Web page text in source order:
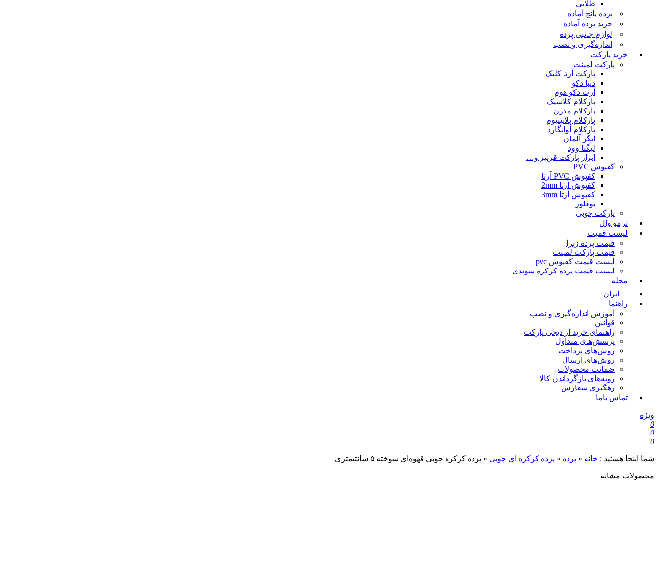
طلایی
پرده پانچ آماده
خرید پرده آماده
لوازم جانبی پرده
اندازه‌گیری و نصب
خرید پارکت
پارکت لمینت
پارکت آرتا کلیک
دیبا دکو
آرت دکو هوم
پارکلام کلاسیک
پارکلام مدرن
پارکلام پلاتینیوم
پارکلام آوانگارد
ایگر آلمان
لیگنا وود
ابزار پارکت قرنیز و…
کفپوش PVC
کفپوش PVC آرتا
کفپوش آرتا 2mm
کفپوش آرتا 3mm
بوفلور
پارکت چوبی
ترمو وال
لیست قمیت
قیمت پرده زبرا
قیمت پارکت لمینت
لیست قیمت کفپوش pvc
لیست قیمت پرده کرکره سوئدی
مجله
ایران
راهنما
آموزش اندازه‌گیری و نصب
قوانین
راهنمای خرید از دیجی پارکت
پرسش‌های متداول
روش‌های پرداخت
روش‌های ارسال
ضمانت محصولات
رویه‌های بازگرداندن کالا
رهگیری سفارش
تماس باما
ویژه
0
0
0
شما اینجا هستید : خانه » پرده » پرده کرکره ای چوبی » پرده کرکره چوبی قهوه‌ای سوخته ۵ سانتیمتری
محصولات مشابه